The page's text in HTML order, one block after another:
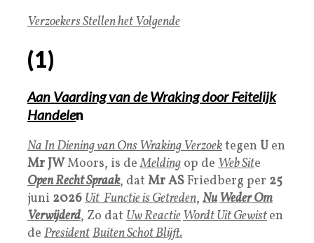
Verzoekers Stellen het Volgende
(1)
Aan Vaarding van de Wraking door Feitelijk
Handelen
Na In Diening van Ons Wraking Verzoektegen U en
Mr JWMoors, is deMelding op de Web Site
Open Recht Spraak, dat Mr ASFriedberg per 25
juni 2026Uit Functie is Getreden, NuWeder Om
Verwijderd, Zo dat Uw ReactieWordt Uit Gewisten
de PresidentBuiten Schot Blijft.